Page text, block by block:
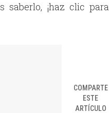
saberlo, ¡haz clic para
COMPARTE
ESTE
ARTÍCULO